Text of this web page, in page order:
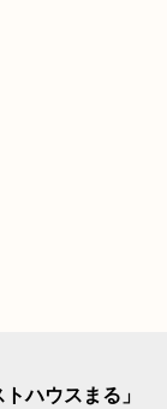
ハウスまる」